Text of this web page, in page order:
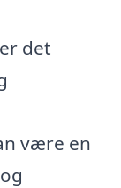
det
være en